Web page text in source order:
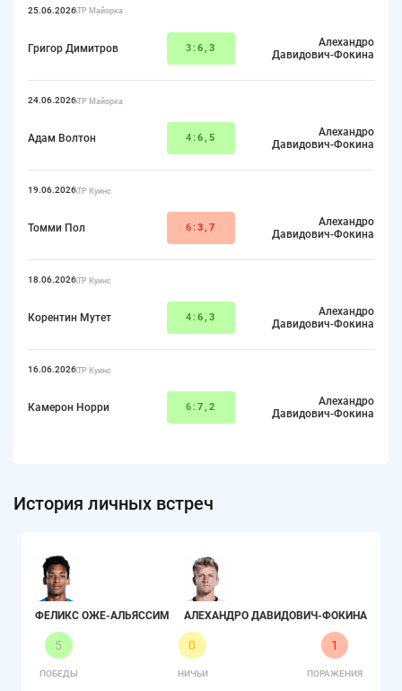
25.06.2026ATP Майорка
Григор Димитров 3: 6,3
Алехандро
Давидович-Фокина
24.06.2026ATP Майорка
Адам Волтон 4: 6,5
Алехандро
Давидович-Фокина
19.06.2026ATP Куинс
Томми Пол 6: 3,7
Алехандро
Давидович-Фокина
18.06.2026ATP Куинс
Корентин Мутет 4: 6,3
Алехандро
Давидович-Фокина
16.06.2026ATP Куинс
Камерон Норри 6: 7,2
Алехандро
Давидович-Фокина
История личных встреч
ФЕЛИКС ОЖЕ-АЛЬЯССИМ
5
ПОБЕДЫ
0
НИЧЬИ
1
ПОРАЖЕНИЯ
АЛЕХАНДРО ДАВИДОВИЧ-ФОКИНА